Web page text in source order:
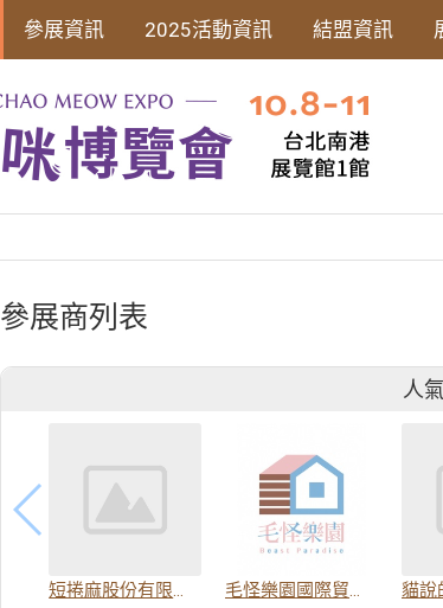
參展資訊 2025活動資訊 結盟資訊
參展商列表
人
短捲麻股份有限公司 毛怪樂園國際貿易有限公司